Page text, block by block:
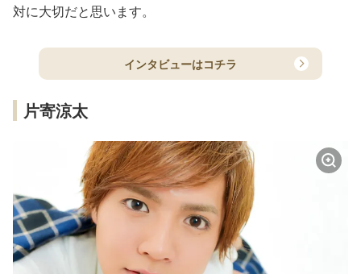
対に大切だと思います。
インタビューはコチラ
片寄涼太